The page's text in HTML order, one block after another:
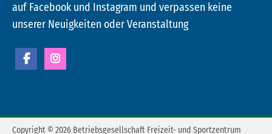
auf Facebook und Instagram und verpassen keine
unserer Neuigkeiten oder Veranstaltung
Copyright © 2026 Betriebsgesellschaft Freizeit- und Sportzentrum